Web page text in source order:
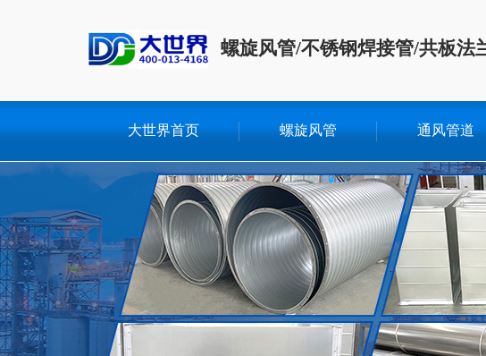
螺旋风管/不锈钢焊接管/共板法
大世界首页 螺旋风管 通风管道